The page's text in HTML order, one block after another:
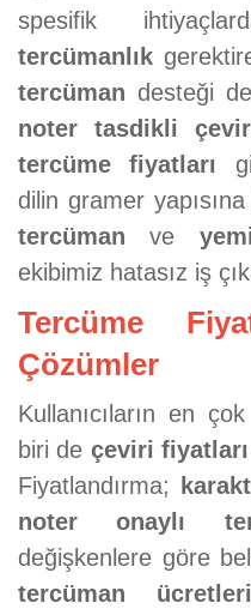
spesifik
tercümanlık
tercüman desteği
noter tasdikli
tercüme fiyatları
dilin gramer
tercüman ve
ekibimiz hatasız iş
Tercüme
Çözümler
Kullanıcıların en
biri de çeviri fiyatları
Fiyatlandırma;
noter onaylı
değişkenlere göre
tercüman ücretleri